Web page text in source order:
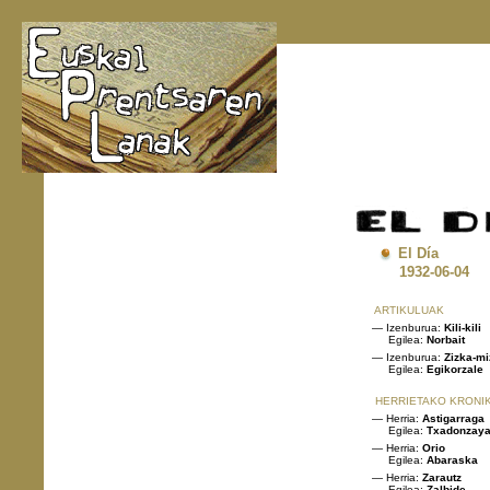
El Día
1932-06-04
ARTIKULUAK
— Izenburua: Kili-kili
Egilea: Norbait
— Izenburua: Zizka-
Egilea: Egikorzale
HERRIETAKO
— Herria: Astigarraga
Egilea: Txadonzaya
— Herria: Orio
Egilea: Abaraska
— Herria: Zarautz